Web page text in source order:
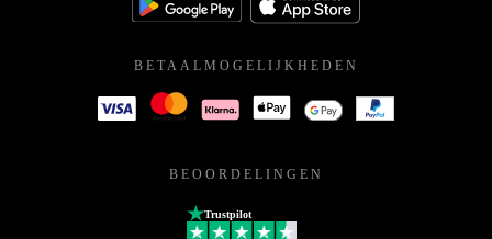
BETAALMOGELIJKHEDEN
BEOORDELINGEN
Trustpilot